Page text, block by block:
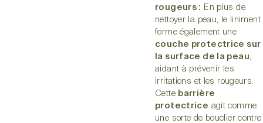
rougeurs : En plus de
nettoyer la peau, le liniment
forme également une
couche protectrice sur
la surface de la peau
aidant à prévenir les
irritations et les rougeurs.
Cette barrière
protectrice agit comme
une sorte de bouclier contre